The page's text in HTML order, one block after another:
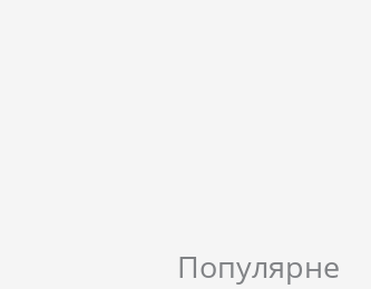
Популярне